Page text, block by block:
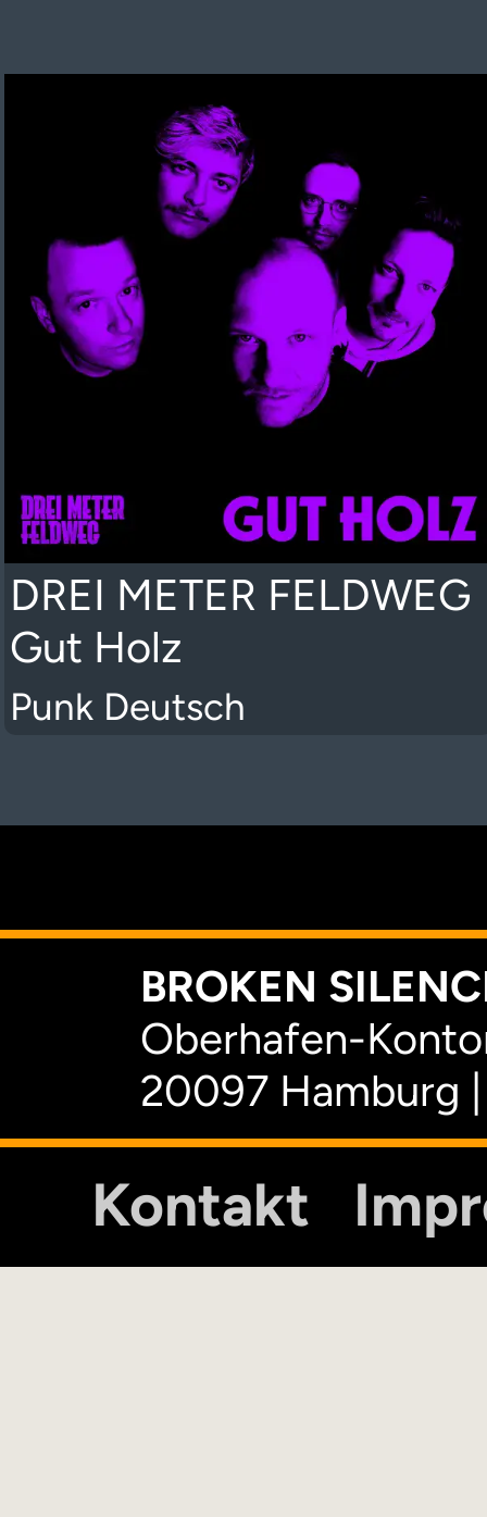
DREI METER FELDWEG
Gut Holz
Punk Deutsch
BROKEN
Oberhafen-
20097 Hamburg
Kontakt